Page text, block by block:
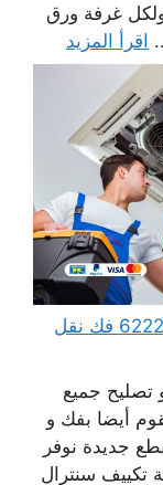
غرفة ورق
اقرأ المزيد
فني تكييف مركزي هندي الكويت 62224041 فك نقل
تصليح جميع
أيضا بفك و
جديدة نوفر
تكييف سنترال